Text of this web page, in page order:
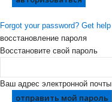
Forgot your password? Get help
восстановление пароля
Восстановите свой пароль
Ваш адрес электронной почты